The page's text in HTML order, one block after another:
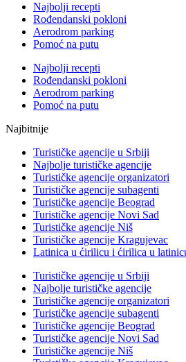
Najbolji recepti
Rođendanski pokloni
Aerodrom parking
Pomoć na putu
Najbolji recepti
Rođendanski pokloni
Aerodrom parking
Pomoć na putu
Najbitnije
Turističke agencije u Srbiji
Najbolje turističke agencije
Turističke agencije organizatori
Turističke agencije subagenti
Turističke agencije Beograd
Turističke agencije Novi Sad
Turističke agencije Niš
Turističke agencije Kragujevac
Latinica u ćirilicu i ćirilica u
Turističke agencije u Srbiji
Najbolje turističke agencije
Turističke agencije organizatori
Turističke agencije subagenti
Turističke agencije Beograd
Turističke agencije Novi Sad
Turističke agencije Niš